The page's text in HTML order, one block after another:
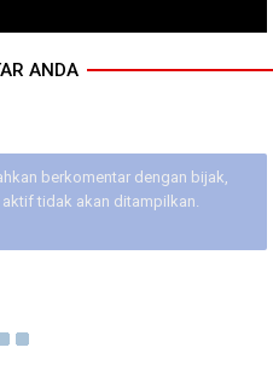
ANDA
berkomentar dengan bijak,
tidak akan ditampilkan.